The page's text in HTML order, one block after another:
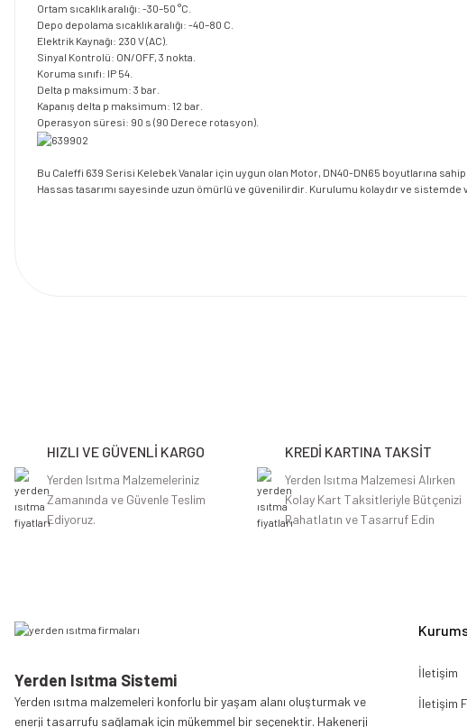
Ortam sıcaklık aralığı: -30–50 °C.
Depo depolama sıcaklık aralığı: -40–80 C.
Elektrik Kaynağı: 230 V (AC).
Sinyal Kontrolü: ON/OFF, 3 nokta.
Koruma sınıfı: IP 54.
Delta p maksimum: 3 bar.
Kapanış delta p maksimum: 12 bar.
Operasyon süresi: 90 s (90 Derece rotasyon).
Bu Caleffi 639 Serisi Kelebek Vanalar için uygun olan Motor, DN40-DN65 boyutlarına
Hassas tasarımı sayesinde uzun ömürlü ve güvenilirdir. Kurulumu kolaydır ve sistemde
Ürün bilgilerinde hatalar bulunuyor.
Ürün fiyatı diğer sitelerden daha pahalı.
Bu ürüne benzer farklı alternatifler olmalı.
HIZLI VE GÜVENLİ KARGO
Yerden Isıtma Malzemeleriniz
Zamanında ve Güvenle Teslim
Ediyoruz.
KREDİ KARTINA TAKSİT
Yerden Isıtma Malzemesi Alırken
Kolay Kart Taksitleriyle Bütçenizi
Rahatlatın ve Tasarruf Edin
Yerden Isıtma Sistemi
Yerden ısıtma malzemeleri konforlu bir yaşam alanı oluşturmak ve
enerji tasarrufu sağlamak için mükemmel bir seçenektir. Hakenerji
İletişim
İletişim